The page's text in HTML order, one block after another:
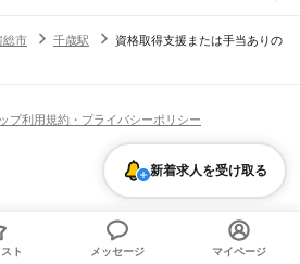
原市流山市八千代市我孫子市鴨川市鎌ケ谷市
印西市白井市富里市南房総市
印旛郡 香取郡山武郡 長生郡夷隅郡
津田沼駅幕張本郷駅幕張駅
横芝駅飯倉駅 干潟駅
駅
フ
バー（BAR）・バーテンダー
飲食店（店長・マネージャー）
テレアポ） ルートセールス
レル
家電量販店・携帯販売（携帯ショップ）
その他販売
髪型・髪色自由
留学生・外国人活躍中
日からOK 週2・3日からOK
週4日以上OK
総市 千歳駅
資格取得支援または手当ありの
新着求人を受け取る
プ利用規約・プライバシーポリシー
ト メッセージ マイページ